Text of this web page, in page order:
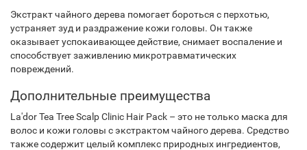
Экстракт чайного дерева помогает бороться с перхотью,
устраняет зуд и раздражение кожи головы. Он также
оказывает успокаивающее действие, снимает воспаление и
способствует заживлению микротравматических
повреждений.
Дополнительные преимущества
La'dor Tea Tree Scalp Clinic Hair Pack – это не только маска для
волос и кожи головы с экстрактом чайного дерева. Средство
также содержит целый комплекс природных ингредиентов,